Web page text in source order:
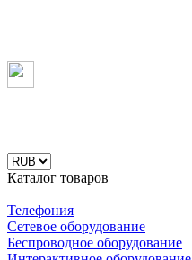
Каталог товаров
Телефония
Сетевое оборудование
Беспроводное оборудование